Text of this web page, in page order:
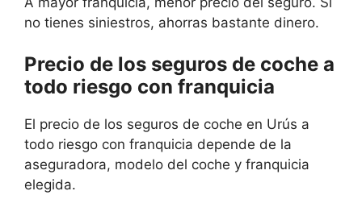
no tienes siniestros, ahorras bastante dinero.
Precio de los seguros de coche a
todo riesgo con franquicia
El precio de los seguros de coche en Urús a
todo riesgo con franquicia depende de la
aseguradora, modelo del coche y franquicia
elegida.